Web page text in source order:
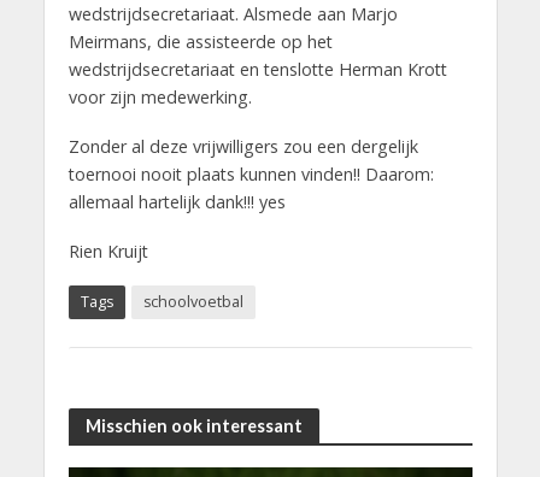
wedstrijdsecretariaat. Alsmede aan Marjo
Meirmans, die assisteerde op het
wedstrijdsecretariaat en tenslotte Herman Krott
voor zijn medewerking.
Zonder al deze vrijwilligers zou een dergelijk
toernooi nooit plaats kunnen vinden!! Daarom:
allemaal hartelijk dank!!! yes
Rien Kruijt
Tags schoolvoetbal
Misschien ook interessant